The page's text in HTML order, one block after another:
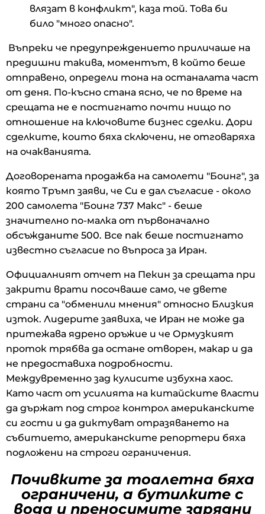
влязат в конфликт", каза той. Това би
било "много опасно".
Въпреки че предупреждението приличаше на
предишни такива, моментът, в който беше
отправено, определи тона на останалата част
от деня. По-късно стана ясно, че по време на
срещата не е постигнато почти нищо по
отношение на ключовите бизнес сделки. Дори
сделките, които бяха сключени, не отговаряха
на очакванията.
Договорената продажба на самолети "Боинг", за
която Тръмп заяви, че Си е дал съгласие - около
200 самолета "Боинг 737 Макс" - беше
значително по-малка от първоначално
обсъжданите 500. Все пак беше постигнато
известно съгласие по въпроса за Иран.
Официалният отчет на Пекин за срещата при
закрити врати посочваше само, че двете
страни са "обменили мнения" относно Близкия
изток. Лидерите заявиха, че Иран не може да
притежава ядрено оръжие и че Ормузкият
проток трябва да остане отворен, макар и да
не предоставиха подробности.
Междувременно зад кулисите избухна хаос.
Като част от усилията на китайските власти
да държат под строг контрол американските
си гости и да диктуват отразяването на
събитието, американските репортери бяха
подложени на строги ограничения.
Почивките за тоалетна бяха
ограничени, а бутилките с
вода и преносимите зарядни